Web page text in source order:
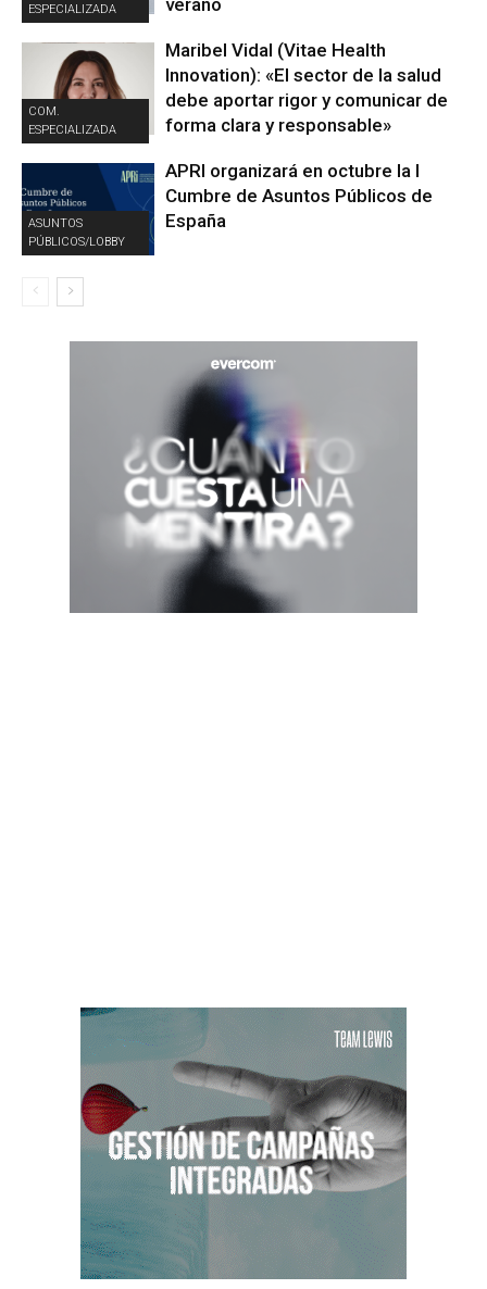
ESPECIALIZADA
COM.
ESPECIALIZADA
Maribel Vidal (Vitae Health
Innovation): «El sector de la salud
debe aportar rigor y comunicar de
forma clara y responsable»
ASUNTOS
PÚBLICOS/LOBBY
APRI organizará en octubre la I
Cumbre de Asuntos Públicos de
España